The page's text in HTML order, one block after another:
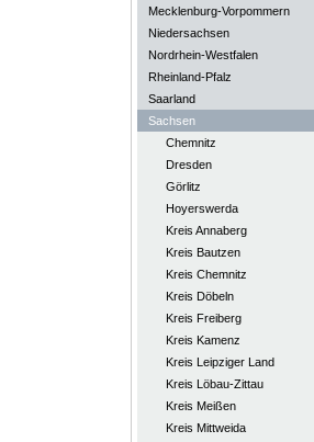
Mecklenburg-Vorpommern
Niedersachsen
Nordrhein-Westfalen
Rheinland-Pfalz
Saarland
Sachsen
Chemnitz
Dresden
Görlitz
Hoyerswerda
Kreis Annaberg
Kreis Bautzen
Kreis Chemnitz
Kreis Döbeln
Kreis Freiberg
Kreis Kamenz
Kreis Leipziger Land
Kreis Löbau-Zittau
Kreis Meißen
Kreis Mittweida